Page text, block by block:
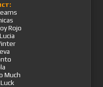
Rojo
Much